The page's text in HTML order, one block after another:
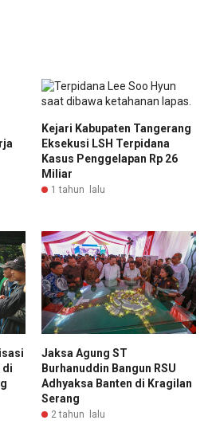
Kejari Kabupaten Tangerang
Eksekusi LSH Terpidana
Kasus Penggelapan Rp 26
Miliar
1 tahun lalu
di
Jaksa Agung ST
Burhanuddin Bangun RSU
Adhyaksa Banten di Kragilan
Serang
2 tahun lalu